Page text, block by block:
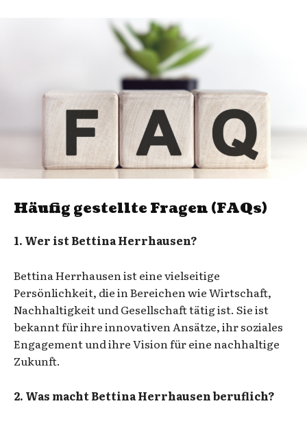
Häufig gestellte Fragen (FAQs)
1. Wer ist Bettina Herrhausen?
Bettina Herrhausen ist eine vielseitige
Persönlichkeit, die in Bereichen wie Wirtschaft,
Nachhaltigkeit und Gesellschaft tätig ist. Sie ist
bekannt für ihre innovativen Ansätze, ihr soziales
Engagement und ihre Vision für eine nachhaltige
Zukunft.
2. Was macht Bettina Herrhausen beruflich?